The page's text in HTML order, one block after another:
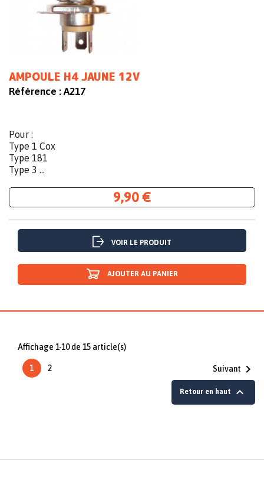
AMPOULE H4 JAUNE 12V
Référence : A217
Pour :
Type 1 Cox
Type 181
Type 3 ...
9,90 €
VOIR LE PRODUIT
AJOUTER AU PANIER
Affichage 1-10 de 15 article(s)
1 2 Suivant 
Retour en haut 